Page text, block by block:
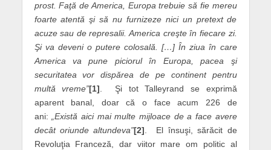
prost. Faţă de America, Europa trebuie să fie mereu
foarte atentă şi să nu furnizeze nici un pretext de
acuze sau de represalii. America creşte în fiecare zi.
Şi va deveni o putere colosală. […] În ziua în care
America va pune piciorul în Europa, pacea şi
securitatea vor dispărea de pe continent pentru
multă vreme”[1] . Şi tot Talleyrand se exprimă
aparent banal, doar că o face acum 226 de
ani:
„Există aici mai multe mijloace de a face avere
decât oriunde altundeva”[2] . El însuşi, sărăcit de
Revoluţia Franceză, dar viitor mare om politic al